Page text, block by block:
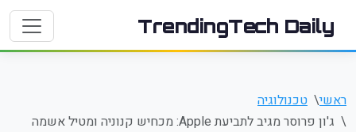
TrendingTech Daily
ראשי
טכנולוגיה
ג'ון פרוסר מגיב לתביעת Apple: מכחיש קנוניה ומטיל אשמה